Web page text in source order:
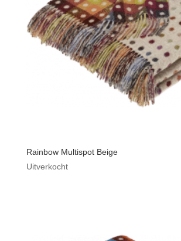
Rainbow Multispot Beige
Uitverkocht